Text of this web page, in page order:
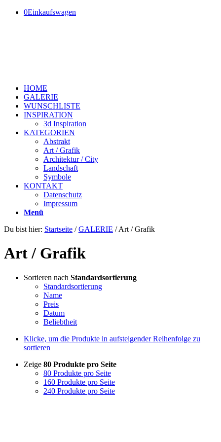
0Einkaufswagen
HOME
GALERIE
WUNSCHLISTE
INSPIRATION
3d Inspiration
KATEGORIEN
Abstrakt
Art / Grafik
Architektur / City
Landschaft
Symbole
KONTAKT
Datenschutz
Impressum
Menü
Du bist hier: Startseite / GALERIE / Art / Grafik
Art / Grafik
Sortieren nach Standardsortierung
Standardsortierung
Name
Preis
Datum
Beliebtheit
Klicke, um die Produkte in aufsteigender Reihenfolge zu
sortieren
Zeige 80 Produkte pro Seite
80 Produkte pro Seite
160 Produkte pro Seite
240 Produkte pro Seite